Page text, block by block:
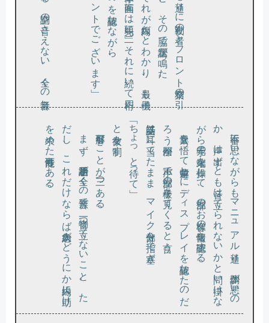
不審に思
い
な
が
ら
も
マ
ニ
ュ
ア
ル通
り
、体調
が悪
い
の
か、声
は出
ず
と
も音
は立
て
ら
れ
な
い
か
と問
い掛
け
な
がら手元
の端末
を操作
し
て
、部屋
の
お客様
の情報
を確認
す
る
。
異常を悟
っ
て背中越
し
に
デ
ィ
ス
プ
レ
イ
を確認
し
た
の
だ
ろう同僚
が
、小声
で部屋
の様子
を見
て
く
る
と言
う
。
受話器は耳に当てたまま、マイク部分を指で塞ぎ、
「ちょっと待って」
と彼女を制す。
不可解なことが三つある。
ま
ず
、通話相手
が全
く
の無音
で
、物音一
つ立
て
な
い
こ
と
。
た
だし
、
こ
れ
だ
け
な
ら
ば急病人
が
ど
う
に
か内線
に助
け
を求め
た可能性
も
あ
る
。